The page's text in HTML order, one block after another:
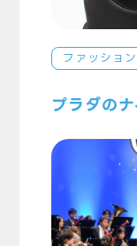
ファッション
プラダの